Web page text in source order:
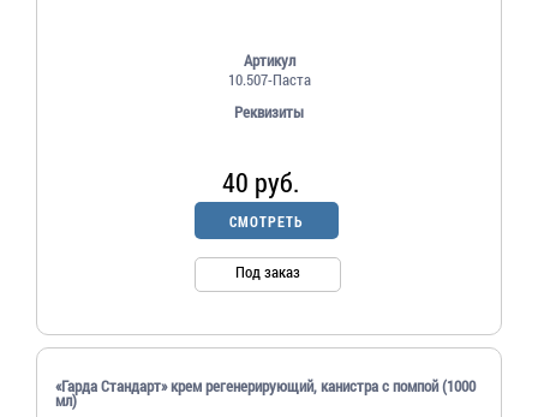
Артикул
10.507-Паста
Реквизиты
40 руб.
СМОТРЕТЬ
Под заказ
«Гарда Стандарт» крем регенерирующий, канистра с помпой (1000
мл)